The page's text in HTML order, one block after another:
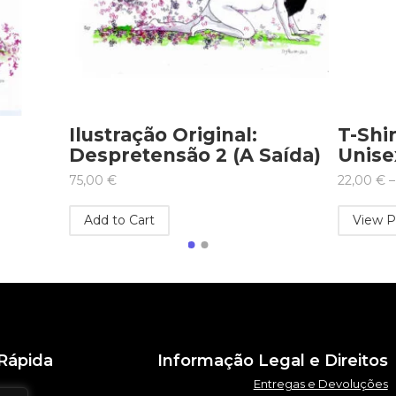
Hoodie Unisexo Insecto
(Preto)
28,50 €
View Products
Ponto
Informação Legal e Direitos
Entregas e Devoluções